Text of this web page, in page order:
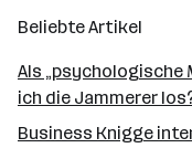
Beliebte Artikel
Als „psychologische
ich die Jammerer
Business Knigge